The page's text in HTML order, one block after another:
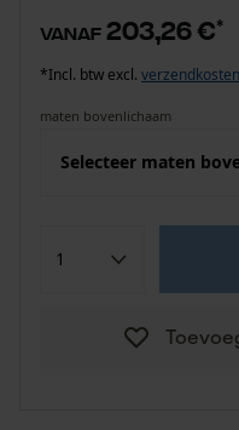
vanaf 203,26 €*
*Incl. btw excl. verzendkosten
maten bovenlichaam
Selecteer maten